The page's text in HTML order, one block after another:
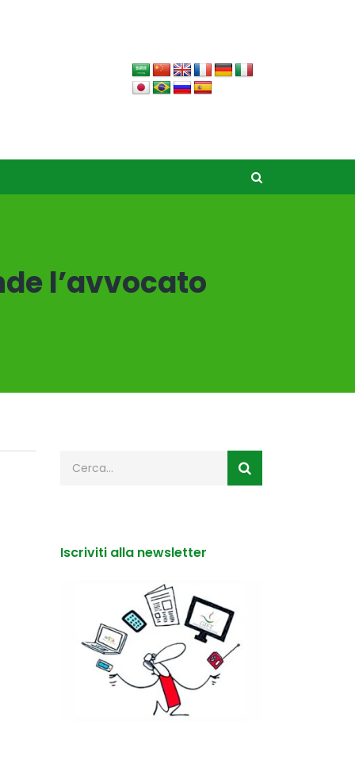
l’avvocato
Iscriviti alla newsletter